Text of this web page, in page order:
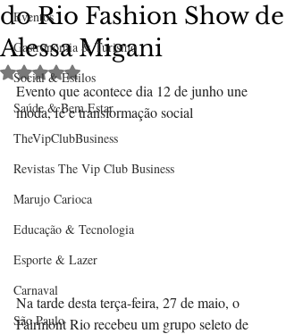
Eventos
Gastronomia & Turismo
Social & Estilos
Saúde & Bem Estar
TheVipClubBusiness
Revistas The Vip Club Business
Marujo Carioca
Educação & Tecnologia
Esporte & Lazer
Carnaval
São Paulo
do Rio Fashion Show de
Alessa Migani
Avaliado com NaN de 5 estrelas.
Evento que acontece dia 12 de junho une
moda, fé e transformação social
Na tarde desta terça-feira, 27 de maio, o
Fairmont Rio recebeu um grupo seleto de